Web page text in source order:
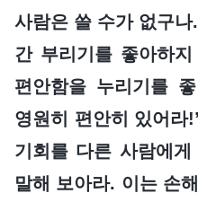
사람은 쓸 수가 없구
간 부리기를 좋아하
편안함을 누리기를
영원히 편안히 있어라
기회를 다른 사람에
말해 보아라. 이는 손